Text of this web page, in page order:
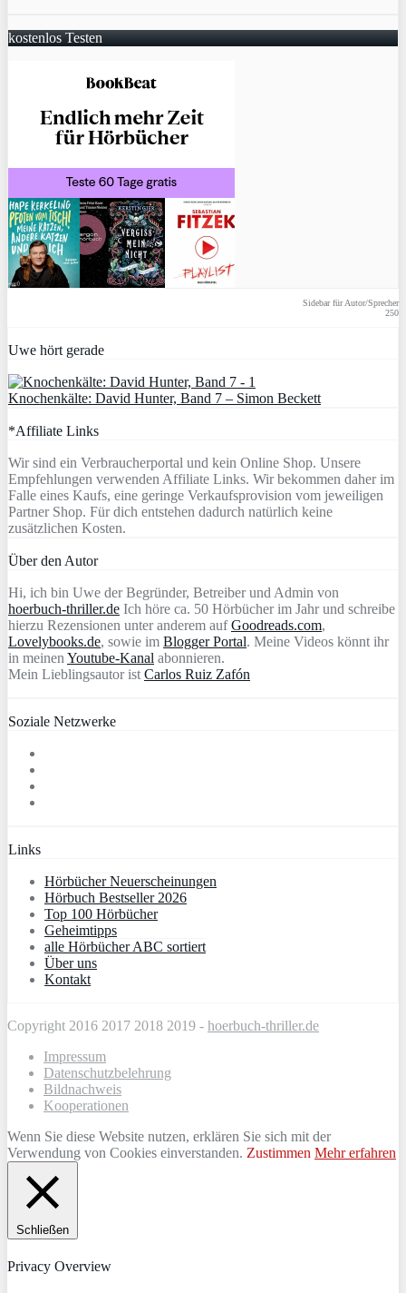
kostenlos Testen
Sidebar für Autor/Sprecher
250
Uwe hört gerade
Knochenkälte: David Hunter, Band 7 – Simon Beckett
*Affiliate Links
Wir sind ein Verbraucherportal und kein Online Shop. Unsere
Empfehlungen verwenden Affiliate Links. Wir bekommen daher im
Falle eines Kaufs, eine geringe Verkaufsprovision vom jeweiligen
Partner Shop. Für dich entstehen dadurch natürlich keine
zusätzlichen Kosten.
Über den Autor
Hi, ich bin Uwe der Begründer, Betreiber und Admin von
hoerbuch-thriller.de Ich höre ca. 50 Hörbücher im Jahr und schreibe
hierzu Rezensionen unter anderem aufGoodreads.com,
Lovelybooks.de, sowie im Blogger Portal. Meine Videos könnt ihr
in meinen Youtube-Kanal abonnieren.
Mein Lieblingsautor ist Carlos Ruiz Zafón
Soziale Netzwerke
Links
Hörbücher Neuerscheinungen
Hörbuch Bestseller 2026
Top 100 Hörbücher
Geheimtipps
alle Hörbücher ABC sortiert
Über uns
Kontakt
Copyright 2016 2017 2018 2019 - hoerbuch-thriller.de
Impressum
Datenschutzbelehrung
Bildnachweis
Kooperationen
Wenn Sie diese Website nutzen, erklären Sie sich mit der
Verwendung von Cookies einverstanden. Zustimmen Mehr erfahren
Schließen
Privacy Overview